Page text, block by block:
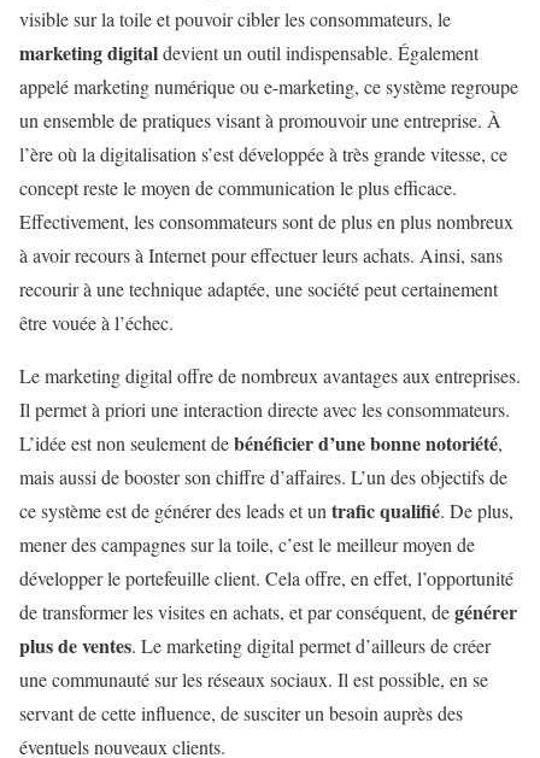
visible sur la toile et pouvoir cibler les consommateurs, le
marketing digitaldevient un outil indispensable. Également
appelé marketing numérique ou e-marketing, ce système regroupe
un ensemble de pratiques visant à promouvoir une entreprise. À
l’ère où la digitalisation s’est développée à très grande vitesse, ce
concept reste le moyen de communication le plus efficace.
Effectivement, les consommateurs sont de plus en plus nombreux
à avoir recours à Internet pour effectuer leurs achats. Ainsi, sans
recourir à une technique adaptée, une société peut certainement
être vouée à l’échec.
Le marketing digital offre de nombreux avantages aux entreprises.
Il permet à priori une interaction directe avec les consommateurs.
L’idée est non seulement debénéficier d’une bonne notoriété,
mais aussi de booster son chiffre d’affaires. L’un des objectifs de
ce système est de générer des leads et untrafic qualifié. De plus,
mener des campagnes sur la toile, c’est le meilleur moyen de
développer le portefeuille client. Cela offre, en effet, l’opportunité
de transformer les visites en achats, et par conséquent, degénérer
plus de ventes. Le marketing digital permet d’ailleurs de créer
une communauté sur les réseaux sociaux. Il est possible, en se
servant de cette influence, de susciter un besoin auprès des
éventuels nouveaux clients.